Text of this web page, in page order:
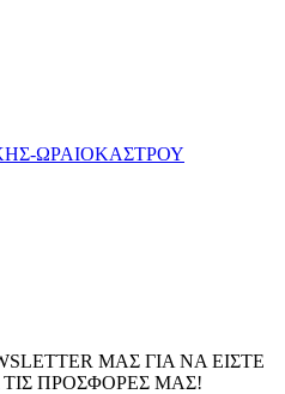
ΩΡΑΙΟΚΑΣΤΡΟΥ
ΜΑΣ ΓΙΑ ΝΑ ΕΙΣΤΕ
ΠΡΟΣΦΟΡΕΣ ΜΑΣ!